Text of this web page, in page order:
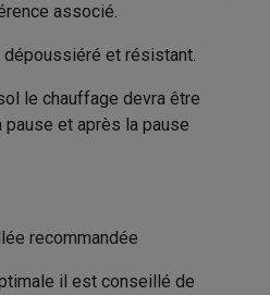
associé.
dépoussiéré et résistant.
le chauffage devra être
pause et après la pause
recommandée
il est conseillé de